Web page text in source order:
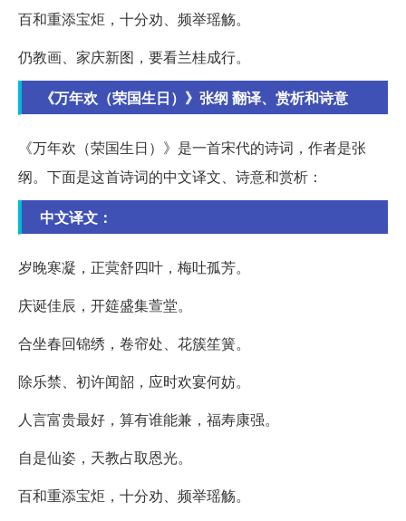
百和重添宝炬，十分劝、频举瑶觞。
仍教画、家庆新图，要看兰桂成行。
《万年欢（荣国生日）》张纲 翻译、赏析和诗意
《万年欢（荣国生日）》是一首宋代的诗词，作者是张
纲。下面是这首诗词的中文译文、诗意和赏析：
中文译文：
岁晚寒凝，正蓂舒四叶，梅吐孤芳。
庆诞佳辰，开筵盛集萱堂。
合坐春回锦绣，卷帘处、花簇笙簧。
除乐禁、初许闻韶，应时欢宴何妨。
人言富贵最好，算有谁能兼，福寿康强。
自是仙姿，天教占取恩光。
百和重添宝炬，十分劝、频举瑶觞。